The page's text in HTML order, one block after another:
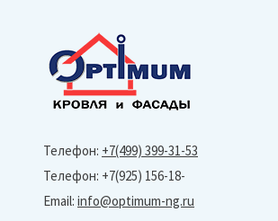
Телефон: +7(499) 399-31-53
Телефон: +7(925) 156-18-
Email: info@optimum-ng.ru